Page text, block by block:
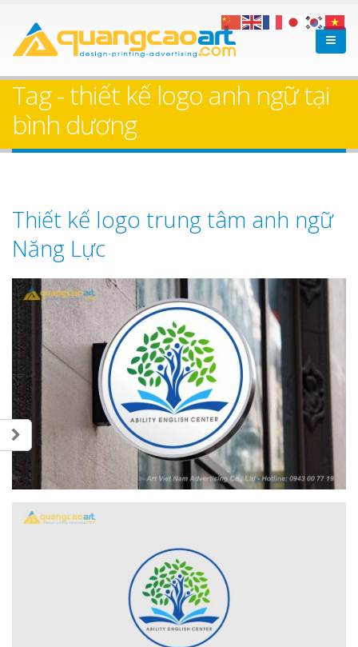
Tag - thiết kế logo anh ngữ tại
bình dương
Thiết kế logo trung tâm anh ngữ
Năng Lực